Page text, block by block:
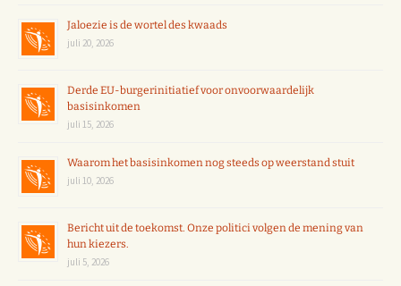
Jaloezie is de wortel des kwaads
juli 20, 2026
Derde EU-burgerinitiatief voor onvoorwaardelijk
basisinkomen
juli 15, 2026
Waarom het basisinkomen nog steeds op weerstand stuit
juli 10, 2026
Bericht uit de toekomst. Onze politici volgen de mening van
hun kiezers.
juli 5, 2026